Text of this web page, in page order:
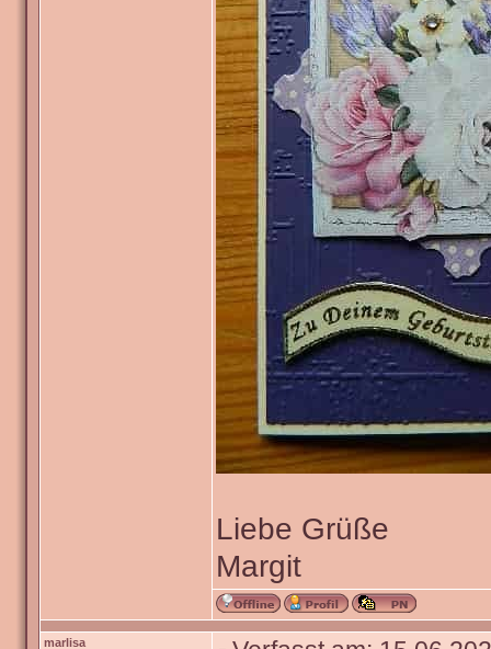
Liebe Grüße
Margit
marlisa